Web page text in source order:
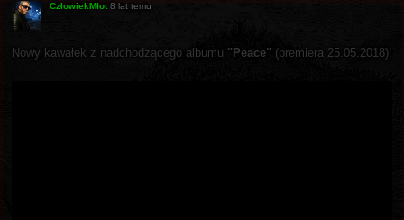
CzłowiekMłot 8 lat temu
Nowy kawałek z nadchodzącego albumu "Peace" (premiera 25.05.2018):